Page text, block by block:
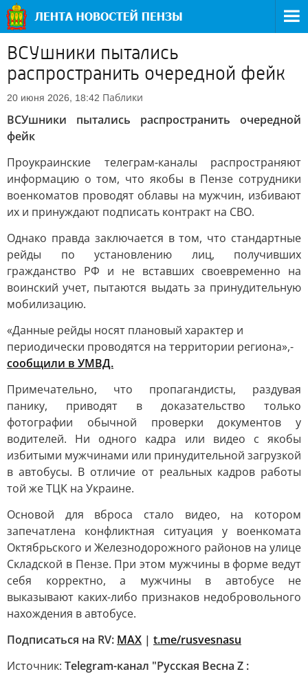
ВСУшники пытались
распространить очередной фейк
20 июня 2026, 18:42 Паблики
ВСУшники пытались распространить очередной
фейк
Проукраинские телеграм-каналы распространяют
информацию о том, что якобы в Пензе сотрудники
военкоматов проводят облавы на мужчин, избивают
их и принуждают подписать контракт на СВО.
Однако правда заключается в том, что стандартные
рейды по установлению лиц, получивших
гражданство РФ и не вставших своевременно на
воинский учет, пытаются выдать за принудительную
мобилизацию.
«Данные рейды носят плановый характер и
периодически проводятся на территории региона»,-
сообщили в УМВД.
Примечательно, что пропагандисты, раздувая
панику, приводят в доказательство только
фотографии обычной проверки документов у
водителей. Ни одного кадра или видео с якобы
избитыми мужчинами или принудительной загрузкой
в автобусы. В отличие от реальных кадров работы
той же ТЦК на Украине.
Основой для вброса стало видео, на котором
запечатлена конфликтная ситуация у военкомата
Октябрьского и Железнодорожного районов на улице
Складской в Пензе. При этом мужчины в форме ведут
себя корректно, а мужчины в автобусе не
выказывают каких-либо признаков недобровольного
нахождения в автобусе.
Подписаться на RV: MAX | t.me/rusvesnasu
Источник: Telegram-канал "Русская Весна Z :